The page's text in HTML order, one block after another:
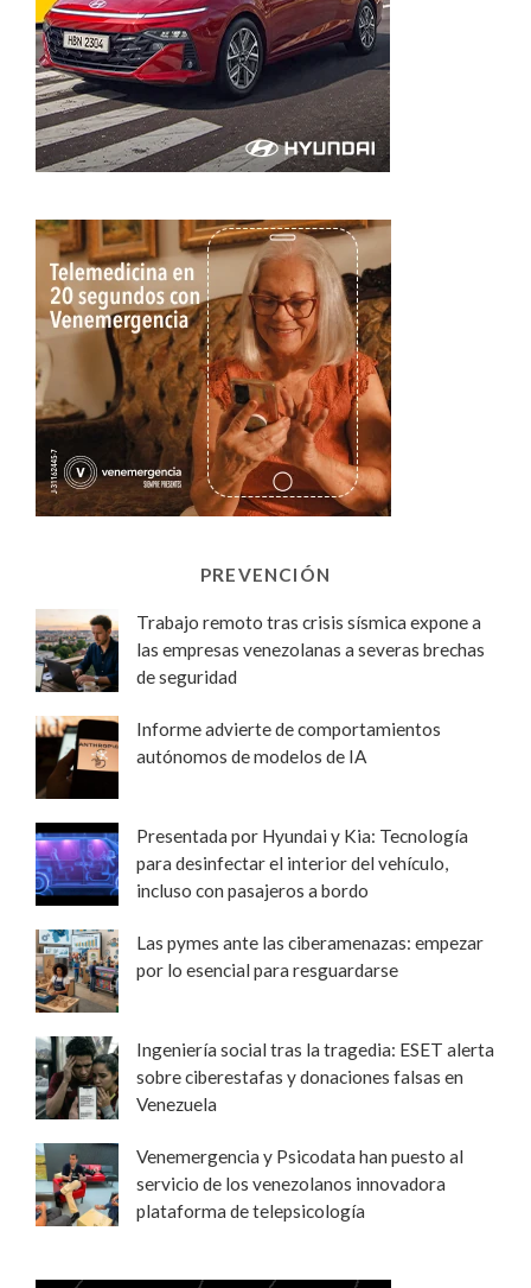
PREVENCIÓN
Trabajo remoto tras crisis sísmica expone a
las empresas venezolanas a severas brechas
de seguridad
Informe advierte de comportamientos
autónomos de modelos de IA
Presentada por Hyundai y Kia: Tecnología
para desinfectar el interior del vehículo,
incluso con pasajeros a bordo
Las pymes ante las ciberamenazas: empezar
por lo esencial para resguardarse
Ingeniería social tras la tragedia: ESET alerta
sobre ciberestafas y donaciones falsas en
Venezuela
Venemergencia y Psicodata han puesto al
servicio de los venezolanos innovadora
plataforma de telepsicología